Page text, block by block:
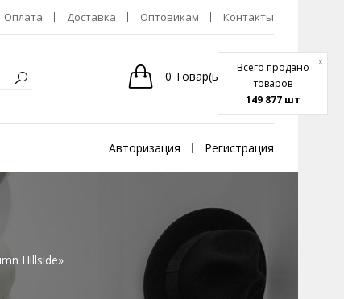
Всего продано
товаров
149 877 шт
x
Оплата Доставка Оптовикам Контакты
0 Товар(ы) 0р.
Авторизация Регистрация
Hillside»